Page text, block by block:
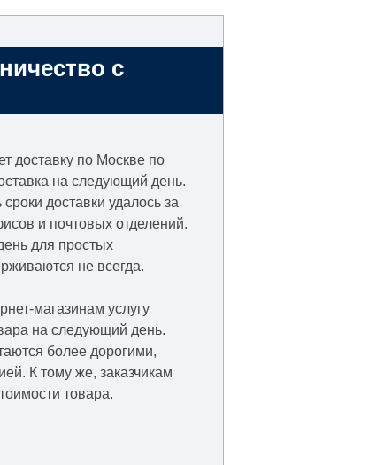
с
доставку по Москве по
на следующий день.
доставки удалось за
и почтовых отделений.
для простых
не всегда.
магазинам услугу
на следующий день.
более дорогими,
К тому же, заказчикам
товара.